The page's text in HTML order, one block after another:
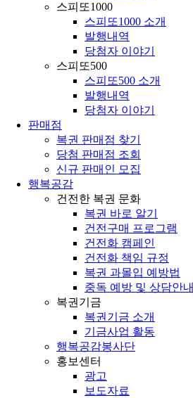
스피또1000
스피또1000 소개
발행내역
당첨자 이야기
스피또500
스피또500 소개
발행내역
당첨자 이야기
판매점
복권 판매점 찾기
당첨 판매점 조회
신규 판매인 모집
행복공감
건전한 복권 문화
복권 바로 알기
건전구매 프로그램
건전화 캠페인
건전화 책임 규정
복권 과몰입 예방법
중독 예방 및 상담안내
복권기금
복권기금 소개
기금사업 활동
행복공감봉사단
홍보센터
광고
보도자료